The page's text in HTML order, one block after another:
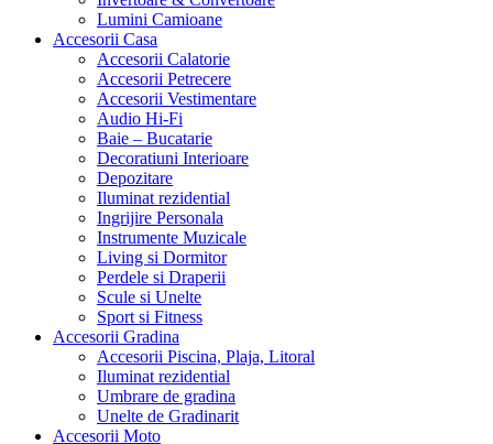
Lumini Camioane
Accesorii Casa
Accesorii Calatorie
Accesorii Petrecere
Accesorii Vestimentare
Audio Hi-Fi
Baie – Bucatarie
Decoratiuni Interioare
Depozitare
Iluminat rezidential
Ingrijire Personala
Instrumente Muzicale
Living si Dormitor
Perdele si Draperii
Scule si Unelte
Sport si Fitness
Accesorii Gradina
Accesorii Piscina, Plaja, Litoral
Iluminat rezidential
Umbrare de gradina
Unelte de Gradinarit
Accesorii Moto